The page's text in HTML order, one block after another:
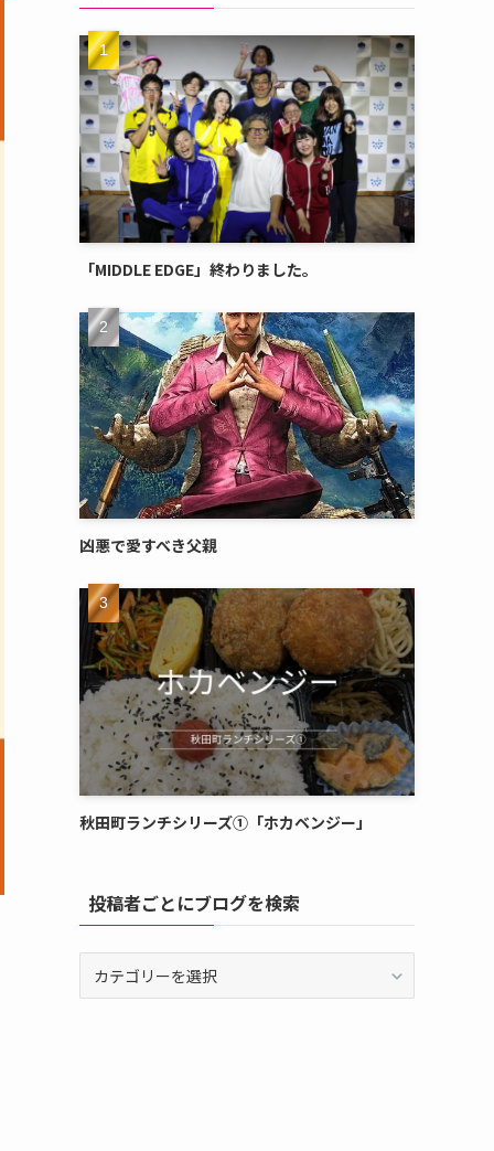
「MIDDLE EDGE」終わりました。
凶悪で愛すべき父親
秋田町ランチシリーズ①「ホカベンジー」
投稿者ごとにブログを検索